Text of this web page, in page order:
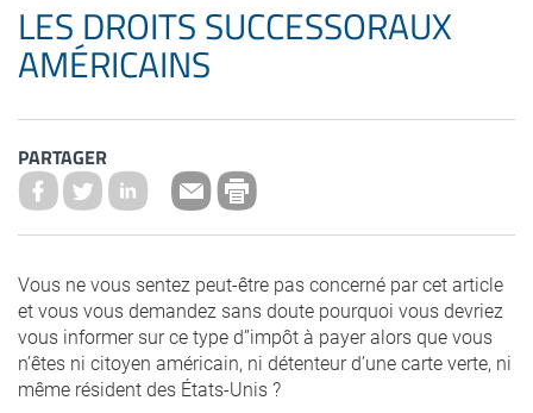
LES DROITS SUCCESSORAUX
AMÉRICAINS
PARTAGER
Vous ne vous sentez peut-être pas concerné par cet article
et vous vous demandez sans doute pourquoi vous devriez
vous informer sur ce type d’’impôt à payer alors que vous
n’êtes ni citoyen américain, ni détenteur d’une carte verte, ni
même résident des États-Unis ?